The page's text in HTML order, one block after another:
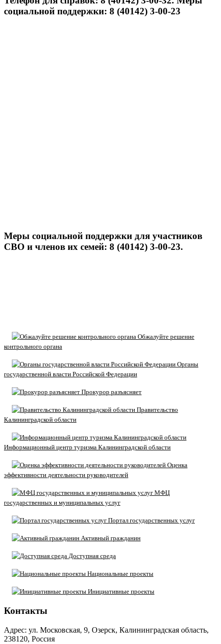
социальной поддержки: 8 (40142) 3-00-23
Меры социальной поддержки для участников
СВО и членов их семей: 8 (40142) 3-00-23.
Обжалуйте решение
контрольного органа
Органы
государственной власти Российской Федерации
Прокурор разъясняет
Правительство
Калининградской области
Информационный центр туризма Калининградской области
Оценка
эффективности деятельности руководителей
МФЦ
государственных и муниципальных услуг
Портал государственных услуг
Активный гражданин
Доступная среда
Национальные проекты
Инициативные проекты
Контакты
Адрес: ул. Московская, 9, Озерск, Калининградская область,
238120, Россия